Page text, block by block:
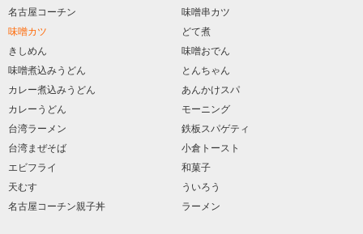
名古屋コーチン
味噌カツ
きしめん
味噌煮込みうどん
カレー煮込みうどん
カレーうどん
台湾ラーメン
台湾まぜそば
エビフライ
天むす
名古屋コーチン親子丼
味噌串カツ
どて煮
味噌おでん
とんちゃん
あんかけスパ
モーニング
鉄板スパゲティ
小倉トースト
和菓子
ういろう
ラーメン